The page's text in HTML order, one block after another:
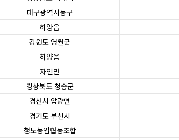
대구광역시동구
하양읍
강원도 영월군
하양읍
자인면
경상북도 청송군
경산시 압량면
경기도 부천시
청도농업협동조합